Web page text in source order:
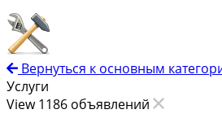
Вернуться к основным
Услуги
View 1186 объявлений